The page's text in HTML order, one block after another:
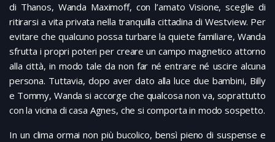
di Thanos, Wanda Maximoff, con l’amato Visione, sceglie di
ritirarsi a vita privata nella tranquilla cittadina di Westview. Per
evitare che qualcuno possa turbare la quiete familiare, Wanda
sfrutta i propri poteri per creare un campo magnetico attorno
alla città, in modo tale da non far né entrare né uscire alcuna
persona. Tuttavia, dopo aver dato alla luce due bambini, Billy
e Tommy, Wanda si accorge che qualcosa non va, soprattutto
con la vicina di casa Agnes, che si comporta in modo sospetto.
In un clima ormai non più bucolico, bensì pieno di suspense e